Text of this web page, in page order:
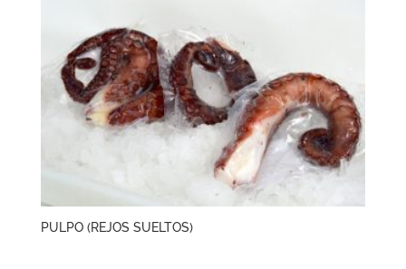
PULPO (REJOS SUELTOS)